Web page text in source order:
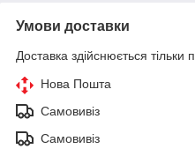
Умови доставки
Доставка здійснюється тільки
Нова Пошта
Самовивіз
Самовивіз